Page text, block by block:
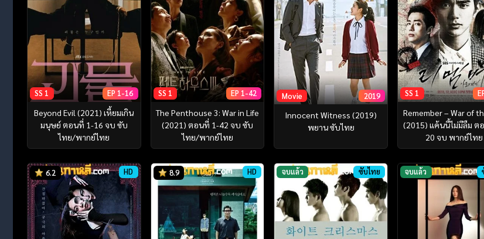
SS 1 EP 1-16
Beyond Evil (2021) เหี้ยมเกิน
มนุษย์ ตอนที่ 1-16 จบ ซับ
ไทย/พากย์ไทย
SS 1 EP 1-42
The Penthouse 3: War in Life
(2021) ตอนที่ 1-42 จบ ซับ
ไทย/พากย์ไทย
Movie 2019
Innocent Witness (2019)
พยาน ซับไทย
SS 1
Remember – War of
(2015) แค้นนี้ไม่มีลืม ต
20 จบ พากย์ไทย
6.2 HD 8.9 HD จบแล้ว ซับไทย จบแล้ว